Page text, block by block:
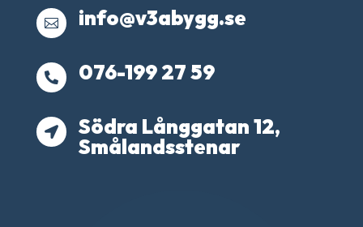
 info@v3abygg.se
 076-199 27 59
 Södra Långgatan 12,
Smålandsstenar